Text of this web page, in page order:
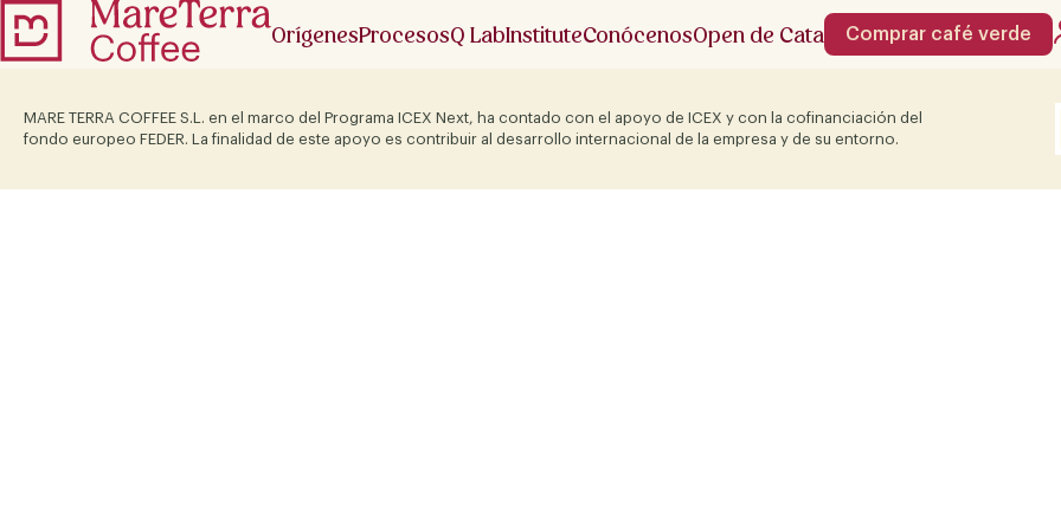
OrígenesProcesosQ LabInstituteConócenosOpen de Cata Comprar café verde
MARE TERRA COFFEE S.L. en el marco del Programa ICEX Next, ha contado con el apoyo de ICEX y con la cofinanciación del
fondo europeo FEDER. La finalidad de este apoyo es contribuir al desarrollo internacional de la empresa y de su entorno.